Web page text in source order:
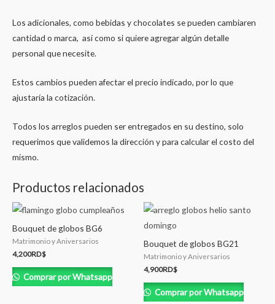
Los adicionales, como bebidas y chocolates se pueden cambiaren
cantidad o marca, así como si quiere agregar algún detalle
personal que necesite.
Estos cambios pueden afectar el precio indicado, por lo que
ajustaría la cotización.
Todos los arreglos pueden ser entregados en su destino, solo
requerimos que validemos la dirección y para calcular el costo del
mismo.
Productos relacionados
Bouquet de globos BG6
Matrimonio y Aniversarios
4,200RD$
Comprar por Whatsapp
Bouquet de globos BG21
Matrimonio y Aniversarios
4,900RD$
Comprar por Whatsapp